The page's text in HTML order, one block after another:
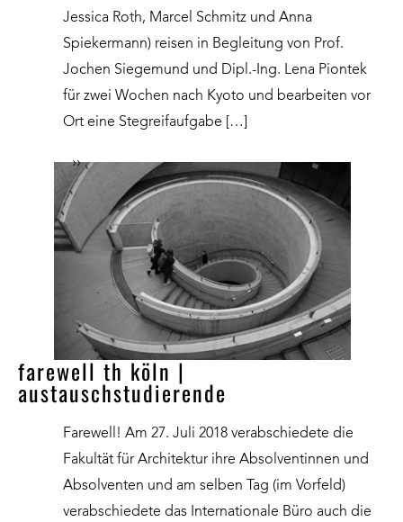
Jessica Roth, Marcel Schmitz und Anna
Spiekermann) reisen in Begleitung von Prof.
Jochen Siegemund und Dipl.-Ing. Lena Piontek
für zwei Wochen nach Kyoto und bearbeiten vor
Ort eine Stegreifaufgabe […]
››
farewell th köln |
austauschstudierende
Farewell! Am 27. Juli 2018 verabschiedete die
Fakultät für Architektur ihre Absolventinnen und
Absolventen und am selben Tag (im Vorfeld)
verabschiedete das Internationale Büro auch die